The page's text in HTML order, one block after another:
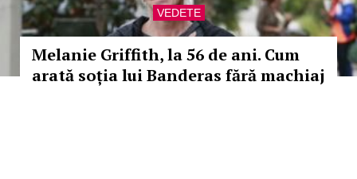
VEDETE
Melanie Griffith, la 56 de ani. Cum
arată soția lui Banderas fără machiaj